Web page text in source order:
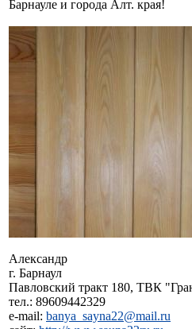
Барнауле и города Алт. края!
Александр
г. Барнаул
Павловский тракт 180, ТВК
тел.: 89609442329
e-mail: banya_sayna22@mail.ru